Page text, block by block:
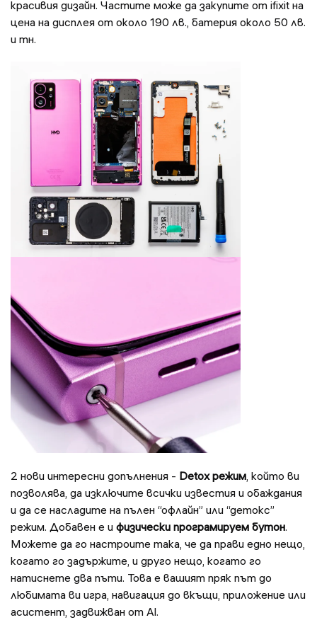
красивия дизайн. Частите може да закупите от ifixit на
цена на дисплея от около 190 лв., батерия около 50 лв.
и тн.
2 нови интересни допълнения - Detox режим, който ви
позволява, да изключите всички известия и обаждания
и да се насладите на пълен “офлайн” или “детокс”
режим. Добавен е и физически програмируем бутон.
Можете да го настроите така, че да прави едно нещо,
когато го задържите, и друго нещо, когато го
натиснете два пъти. Това е вашият пряк път до
любимата ви игра, навигация до вкъщи, приложение или
асистент, задвижван от Al.